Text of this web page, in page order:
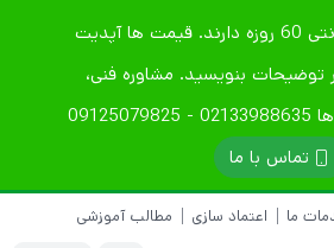
تمامی محصولات گارانتی 60 روزه دارند. قیمت ها آپدیت
توضیحات بنویسید. مشاوره فنی،
تماس با ما
ما اعتماد سازی مطالب آموزشی